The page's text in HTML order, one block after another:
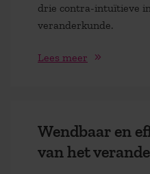
drie contra-intuïtieve
veranderkunde.
Lees meer
Wendbaar en
van het